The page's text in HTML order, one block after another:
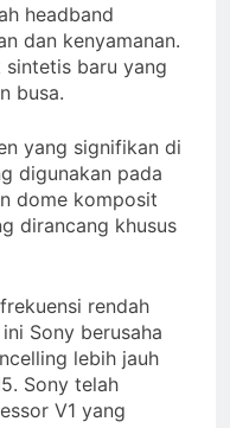
headband
dan kenyamanan.
baru yang
busa.
yang signifikan di
digunakan pada
dome komposit
dirancang khusus
rendah
Sony berusaha
lebih jauh
Sony telah
V1 yang